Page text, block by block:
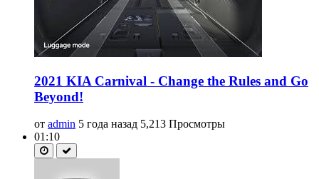
2021 KIA Carnival - Change the Rules and Go
Beyond!
от admin 5 года назад 5,213 Просмотры
01:10